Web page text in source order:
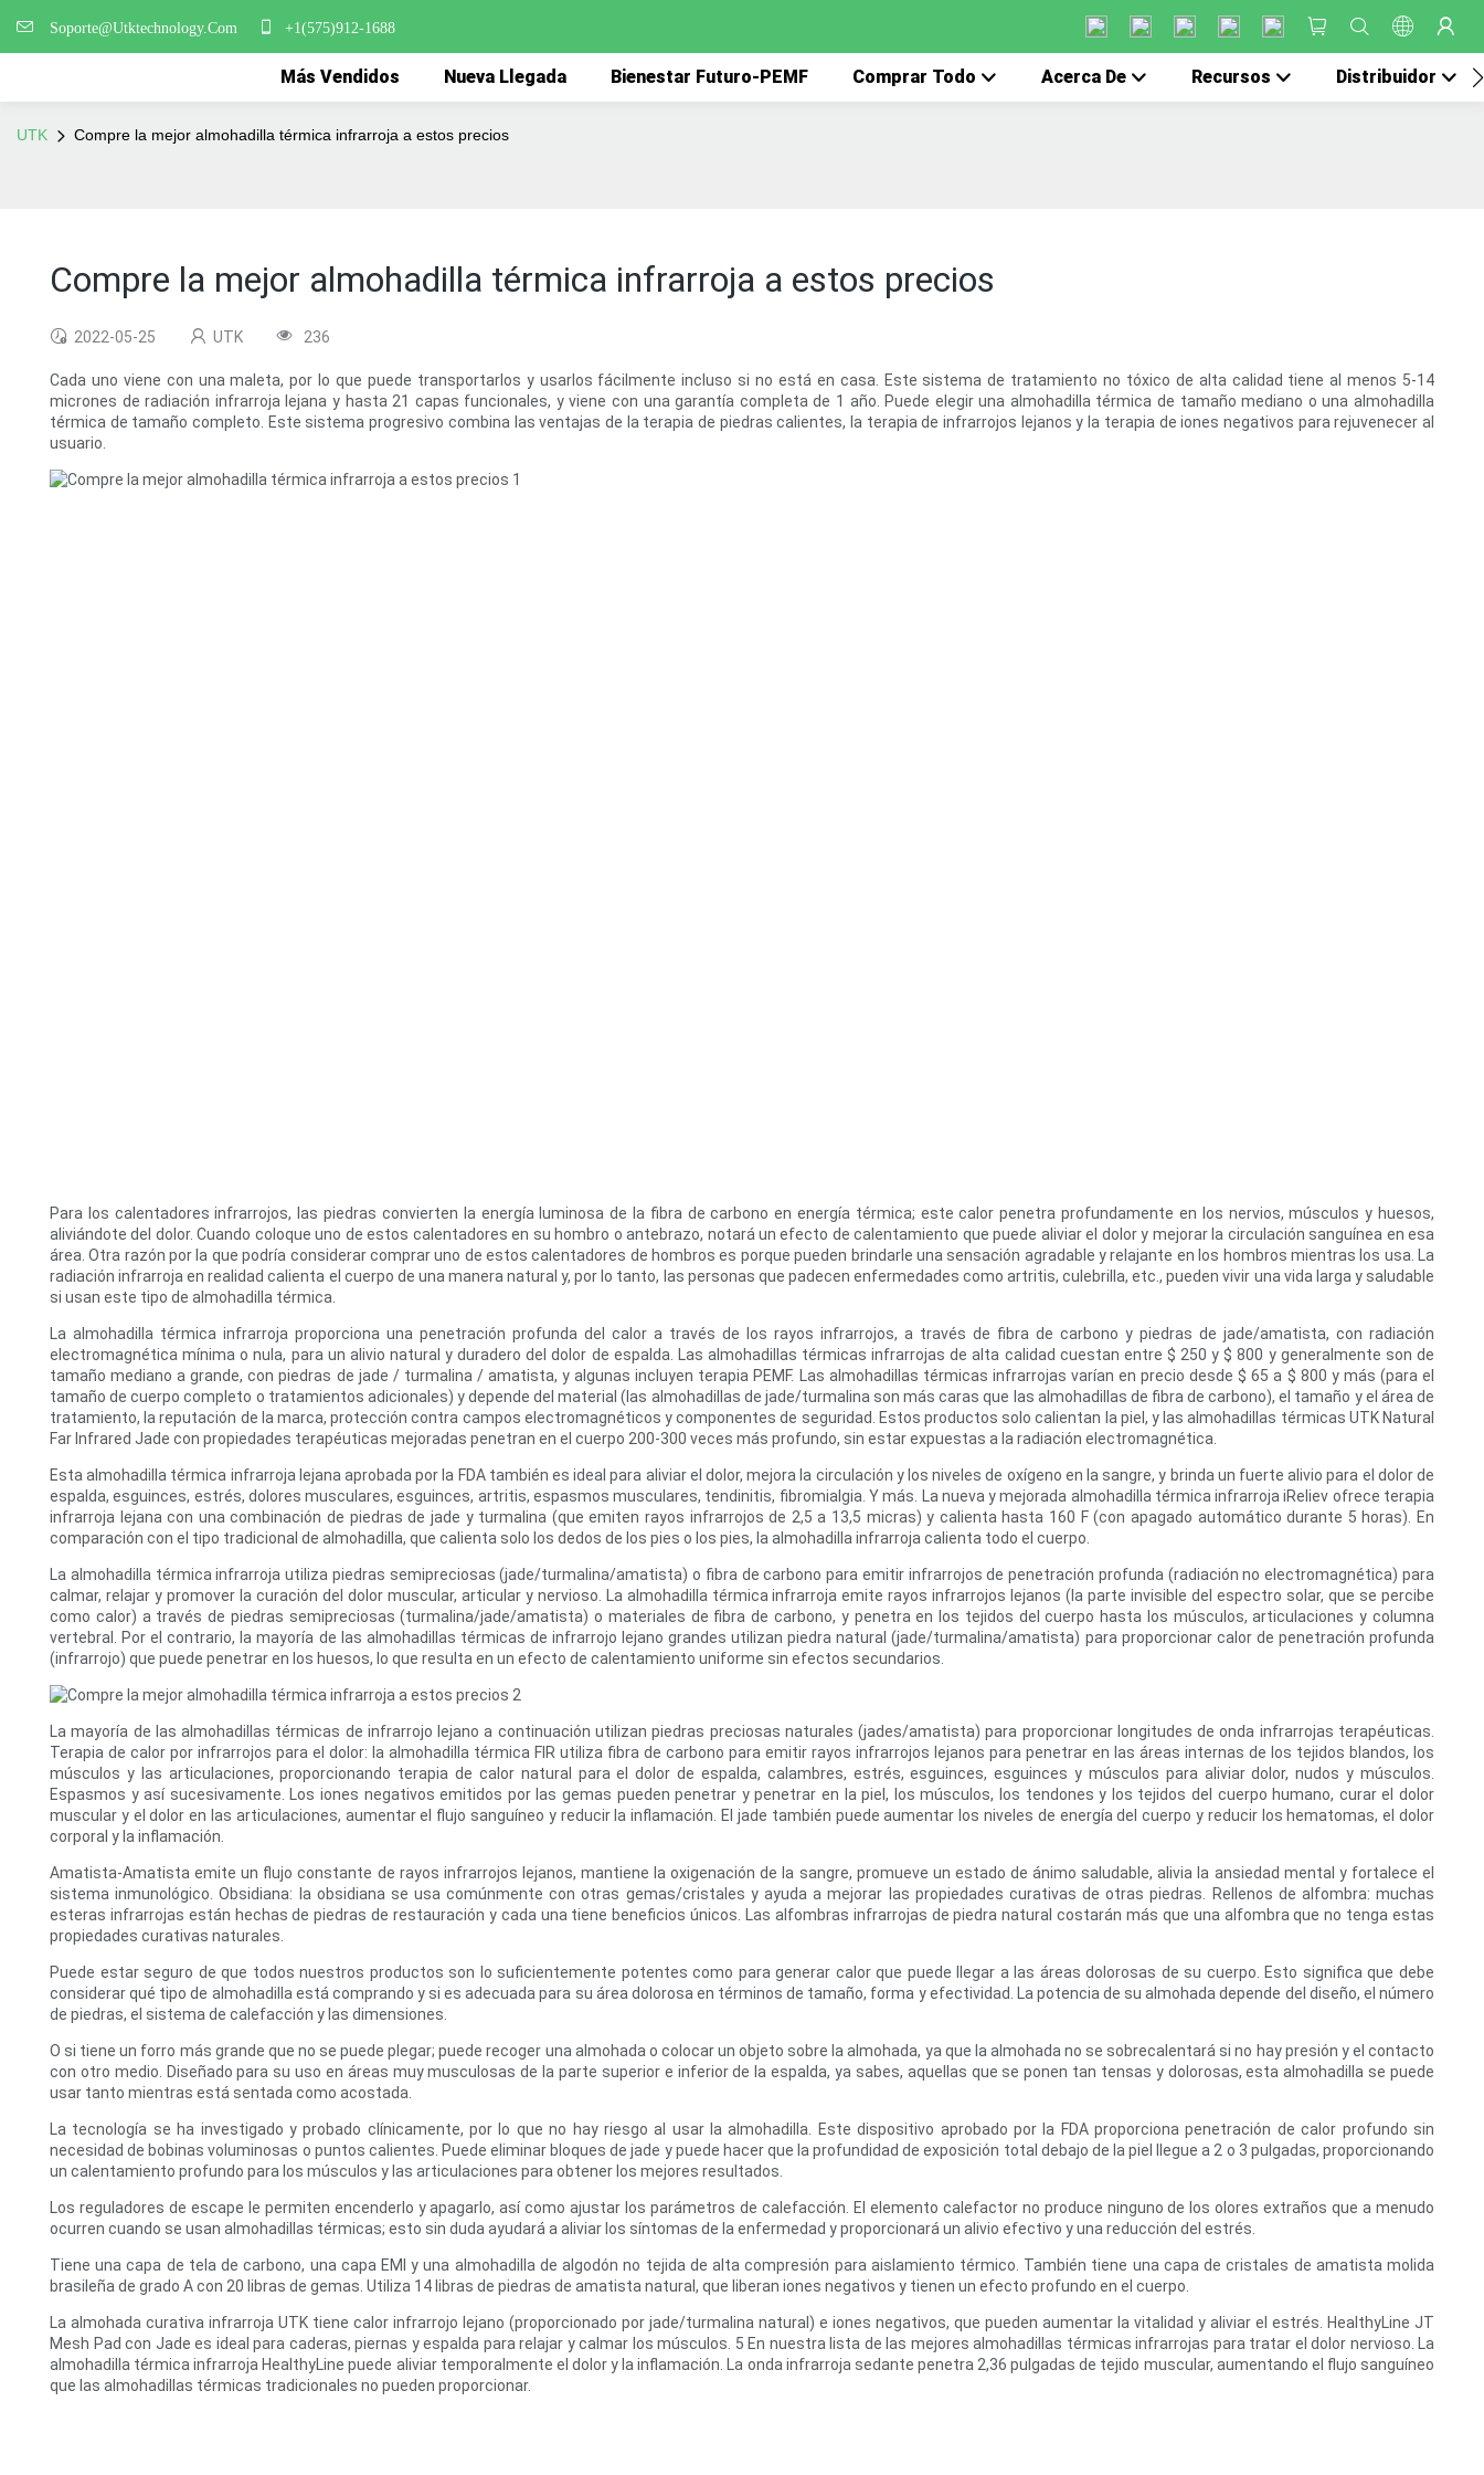
Soporte@Utktechnology.Com +1(575)912-1688
Más Vendidos Nueva Llegada Bienestar Futuro-PEMF Comprar Todo Acerca De Recursos Distribuidor
UTK Compre la mejor almohadilla térmica infrarroja a estos precios
Compre la mejor almohadilla térmica infrarroja a estos precios
2022-05-25 UTK 236
Cada uno viene con una maleta, por lo que puede transportarlos y usarlos fácilmente incluso si no está en casa. Este sistema de tratamiento no tóxico de alta calidad tiene al menos 5-14
micrones de radiación infrarroja lejana y hasta 21 capas funcionales, y viene con una garantía completa de 1 año. Puede elegir una almohadilla térmica de tamaño mediano o una almohadilla
térmica de tamaño completo. Este sistema progresivo combina las ventajas de la terapia de piedras calientes, la terapia de infrarrojos lejanos y la terapia de iones negativos para rejuvenecer al
usuario.
Para los calentadores infrarrojos, las piedras convierten la energía luminosa de la fibra de carbono en energía térmica; este calor penetra profundamente en los nervios, músculos y huesos,
aliviándote del dolor. Cuando coloque uno de estos calentadores en su hombro o antebrazo, notará un efecto de calentamiento que puede aliviar el dolor y mejorar la circulación sanguínea en esa
área. Otra razón por la que podría considerar comprar uno de estos calentadores de hombros es porque pueden brindarle una sensación agradable y relajante en los hombros mientras los usa. La
radiación infrarroja en realidad calienta el cuerpo de una manera natural y, por lo tanto, las personas que padecen enfermedades como artritis, culebrilla, etc., pueden vivir una vida larga y saludable
si usan este tipo de almohadilla térmica.
La almohadilla térmica infrarroja proporciona una penetración profunda del calor a través de los rayos infrarrojos, a través de fibra de carbono y piedras de jade/amatista, con radiación
electromagnética mínima o nula, para un alivio natural y duradero del dolor de espalda. Las almohadillas térmicas infrarrojas de alta calidad cuestan entre $ 250 y $ 800 y generalmente son de
tamaño mediano a grande, con piedras de jade / turmalina / amatista, y algunas incluyen terapia PEMF. Las almohadillas térmicas infrarrojas varían en precio desde $ 65 a $ 800 y más (para el
tamaño de cuerpo completo o tratamientos adicionales) y depende del material (las almohadillas de jade/turmalina son más caras que las almohadillas de fibra de carbono), el tamaño y el área de
tratamiento, la reputación de la marca, protección contra campos electromagnéticos y componentes de seguridad. Estos productos solo calientan la piel, y las almohadillas térmicas UTK Natural
Far Infrared Jade con propiedades terapéuticas mejoradas penetran en el cuerpo 200-300 veces más profundo, sin estar expuestas a la radiación electromagnética.
Esta almohadilla térmica infrarroja lejana aprobada por la FDA también es ideal para aliviar el dolor, mejora la circulación y los niveles de oxígeno en la sangre, y brinda un fuerte alivio para el dolor de
espalda, esguinces, estrés, dolores musculares, esguinces, artritis, espasmos musculares, tendinitis, fibromialgia. Y más. La nueva y mejorada almohadilla térmica infrarroja iReliev ofrece terapia
infrarroja lejana con una combinación de piedras de jade y turmalina (que emiten rayos infrarrojos de 2,5 a 13,5 micras) y calienta hasta 160 F (con apagado automático durante 5 horas). En
comparación con el tipo tradicional de almohadilla, que calienta solo los dedos de los pies o los pies, la almohadilla infrarroja calienta todo el cuerpo.
La almohadilla térmica infrarroja utiliza piedras semipreciosas (jade/turmalina/amatista) o fibra de carbono para emitir infrarrojos de penetración profunda (radiación no electromagnética) para
calmar, relajar y promover la curación del dolor muscular, articular y nervioso. La almohadilla térmica infrarroja emite rayos infrarrojos lejanos (la parte invisible del espectro solar, que se percibe
como calor) a través de piedras semipreciosas (turmalina/jade/amatista) o materiales de fibra de carbono, y penetra en los tejidos del cuerpo hasta los músculos, articulaciones y columna
vertebral. Por el contrario, la mayoría de las almohadillas térmicas de infrarrojo lejano grandes utilizan piedra natural (jade/turmalina/amatista) para proporcionar calor de penetración profunda
(infrarrojo) que puede penetrar en los huesos, lo que resulta en un efecto de calentamiento uniforme sin efectos secundarios.
La mayoría de las almohadillas térmicas de infrarrojo lejano a continuación utilizan piedras preciosas naturales (jades/amatista) para proporcionar longitudes de onda infrarrojas terapéuticas.
Terapia de calor por infrarrojos para el dolor: la almohadilla térmica FIR utiliza fibra de carbono para emitir rayos infrarrojos lejanos para penetrar en las áreas internas de los tejidos blandos, los
músculos y las articulaciones, proporcionando terapia de calor natural para el dolor de espalda, calambres, estrés, esguinces, esguinces y músculos para aliviar dolor, nudos y músculos.
Espasmos y así sucesivamente. Los iones negativos emitidos por las gemas pueden penetrar y penetrar en la piel, los músculos, los tendones y los tejidos del cuerpo humano, curar el dolor
muscular y el dolor en las articulaciones, aumentar el flujo sanguíneo y reducir la inflamación. El jade también puede aumentar los niveles de energía del cuerpo y reducir los hematomas, el dolor
corporal y la inflamación.
Amatista-Amatista emite un flujo constante de rayos infrarrojos lejanos, mantiene la oxigenación de la sangre, promueve un estado de ánimo saludable, alivia la ansiedad mental y fortalece el
sistema inmunológico. Obsidiana: la obsidiana se usa comúnmente con otras gemas/cristales y ayuda a mejorar las propiedades curativas de otras piedras. Rellenos de alfombra: muchas
esteras infrarrojas están hechas de piedras de restauración y cada una tiene beneficios únicos. Las alfombras infrarrojas de piedra natural costarán más que una alfombra que no tenga estas
propiedades curativas naturales.
Puede estar seguro de que todos nuestros productos son lo suficientemente potentes como para generar calor que puede llegar a las áreas dolorosas de su cuerpo. Esto significa que debe
considerar qué tipo de almohadilla está comprando y si es adecuada para su área dolorosa en términos de tamaño, forma y efectividad. La potencia de su almohada depende del diseño, el número
de piedras, el sistema de calefacción y las dimensiones.
O si tiene un forro más grande que no se puede plegar; puede recoger una almohada o colocar un objeto sobre la almohada, ya que la almohada no se sobrecalentará si no hay presión y el contacto
con otro medio. Diseñado para su uso en áreas muy musculosas de la parte superior e inferior de la espalda, ya sabes, aquellas que se ponen tan tensas y dolorosas, esta almohadilla se puede
usar tanto mientras está sentada como acostada.
La tecnología se ha investigado y probado clínicamente, por lo que no hay riesgo al usar la almohadilla. Este dispositivo aprobado por la FDA proporciona penetración de calor profundo sin
necesidad de bobinas voluminosas o puntos calientes. Puede eliminar bloques de jade y puede hacer que la profundidad de exposición total debajo de la piel llegue a 2 o 3 pulgadas, proporcionando
un calentamiento profundo para los músculos y las articulaciones para obtener los mejores resultados.
Los reguladores de escape le permiten encenderlo y apagarlo, así como ajustar los parámetros de calefacción. El elemento calefactor no produce ninguno de los olores extraños que a menudo
ocurren cuando se usan almohadillas térmicas; esto sin duda ayudará a aliviar los síntomas de la enfermedad y proporcionará un alivio efectivo y una reducción del estrés.
Tiene una capa de tela de carbono, una capa EMI y una almohadilla de algodón no tejida de alta compresión para aislamiento térmico. También tiene una capa de cristales de amatista molida
brasileña de grado A con 20 libras de gemas. Utiliza 14 libras de piedras de amatista natural, que liberan iones negativos y tienen un efecto profundo en el cuerpo.
La almohada curativa infrarroja UTK tiene calor infrarrojo lejano (proporcionado por jade/turmalina natural) e iones negativos, que pueden aumentar la vitalidad y aliviar el estrés. HealthyLine JT
Mesh Pad con Jade es ideal para caderas, piernas y espalda para relajar y calmar los músculos. 5 En nuestra lista de las mejores almohadillas térmicas infrarrojas para tratar el dolor nervioso. La
almohadilla térmica infrarroja HealthyLine puede aliviar temporalmente el dolor y la inflamación. La onda infrarroja sedante penetra 2,36 pulgadas de tejido muscular, aumentando el flujo sanguíneo
que las almohadillas térmicas tradicionales no pueden proporcionar.